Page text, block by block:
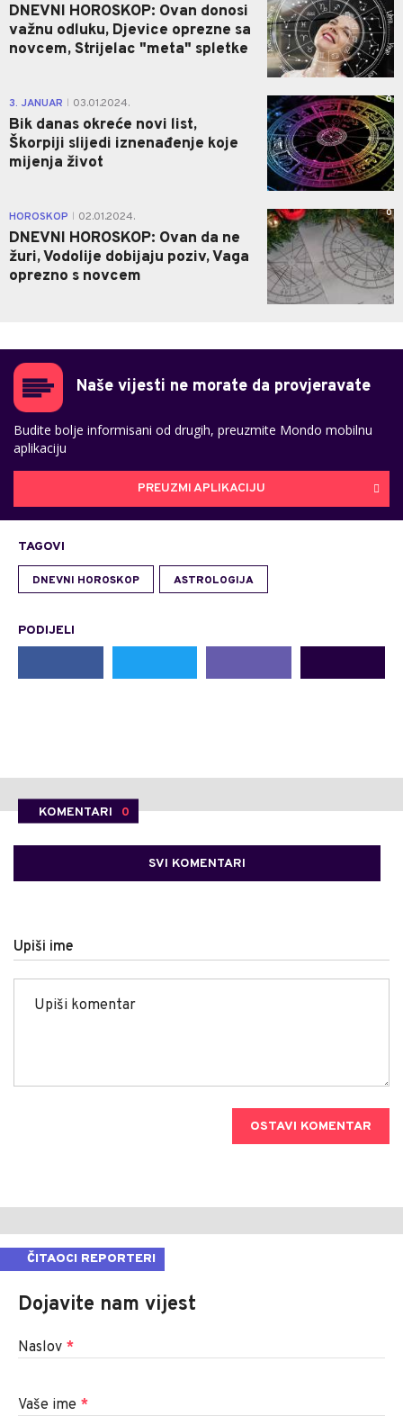
DNEVNI HOROSKOP: Ovan donosi
važnu odluku, Djevice oprezne sa
novcem, Strijelac "meta" spletke
3. JANUAR 03.01.2024.
Bik danas okreće novi list,
Škorpiji slijedi iznenađenje koje
mijenja život
0
HOROSKOP 02.01.2024.
DNEVNI HOROSKOP: Ovan da ne
žuri, Vodolije dobijaju poziv, Vaga
oprezno s novcem
0
Naše vijesti ne morate da provjeravate
Budite bolje informisani od drugih, preuzmite Mondo mobilnu
aplikaciju
PREUZMI APLIKACIJU
TAGOVI
DNEVNI HOROSKOP ASTROLOGIJA
PODIJELI
KOMENTARI 0
SVI KOMENTARI
Upiši ime
OSTAVI KOMENTAR
ČITAOCI REPORTERI
Dojavite nam vijest
Naslov *
Vaše ime *